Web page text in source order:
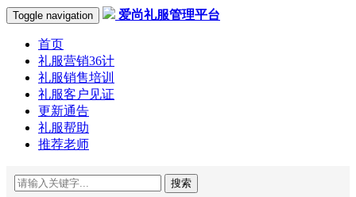
Toggle navigation 爱尚礼服管理平台
首页
礼服营销36计
礼服销售培训
礼服客户见证
更新通告
礼服帮助
推荐老师
搜索